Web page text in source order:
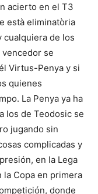
acierto en el T3
està eliminatòria
cualquiera de los
se
Virtus-Penya y si
quienes
La Penya ya ha
los de Teodosic se
jugando sin
complicadas y
en la Lega
Copa en primera
donde